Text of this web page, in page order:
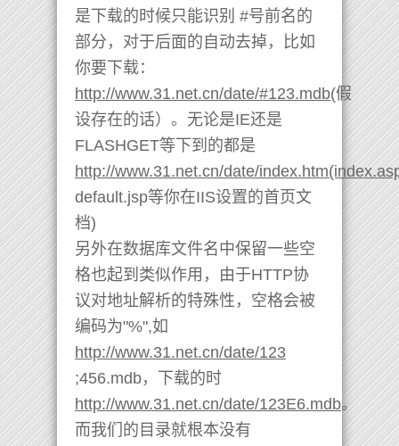
是下载的时候只能识别 #号前名的
部分，对于后面的自动去掉，比如
你要下载：
http://www.31.net.cn/date/#123.mdb(假
设存在的话）。无论是IE还是
FLASHGET等下到的都是
http://www.31.net.cn/date/
default.jsp等你在IIS设置的首页文
档)
另外在数据库文件名中保留一些空
格也起到类似作用，由于HTTP协
议对地址解析的特殊性，空格会被
编码为"%",如
http://www.31.net.cn/date/123
;456.mdb，下载的时
http://www.31.net.cn/date/123E6.mdb。
而我们的目录就根本没有